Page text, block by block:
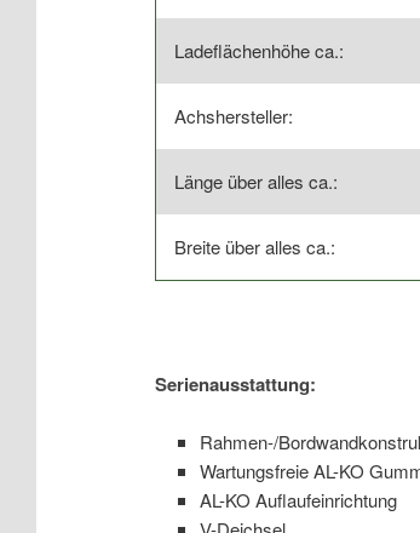
Ladeflächenhöhe ca.:
Achshersteller:
Länge über alles ca.:
Breite über alles ca.:
Serienausstattung:
Rahmen-/
Wartungsfreie AL-KO
AL-KO Auflaufeinrichtung